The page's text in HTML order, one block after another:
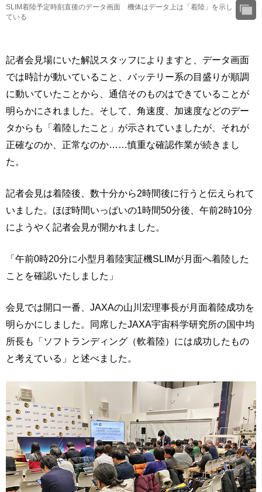
SLIM着陸予定時刻直後のデータ画面 機体はデータ上は「着陸」を示し
ている
記者会見場にいた解説スタッフによりますと、データ画面
では時計が動いていること、バッテリー系の目盛りが順調
に動いていたことから、通信そのものはできていることが
明らかにされました。そして、角速度、加速度などのデー
タからも「着陸したこと」が示されていましたが、それが
正確なのか、正常なのか……慎重な確認作業が続きまし
た。
記者会見は着陸後、数十分から2時間後に行うと伝えられて
いました。ほぼ時間いっぱいの1時間50分後、午前2時10分
にようやく記者会見が開かれました。
「午前0時20分に小型月着陸実証機SLIMが月面へ着陸した
ことを確認いたしました」
会見では開口一番、JAXAの山川宏理事長が月面着陸成功を
明らかにしました。同席したJAXA宇宙科学研究所の国中均
所長も「ソフトランディング（軟着陸）には成功したもの
と考えている」と述べました。